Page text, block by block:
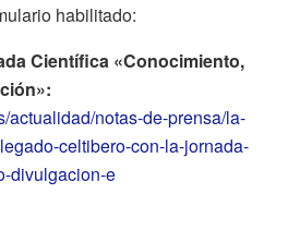
habilitado:
Científica «Conocimiento,
actualidad/notas-de-prensa/la-
celtibero-con-la-jornada-
divulgacion-e